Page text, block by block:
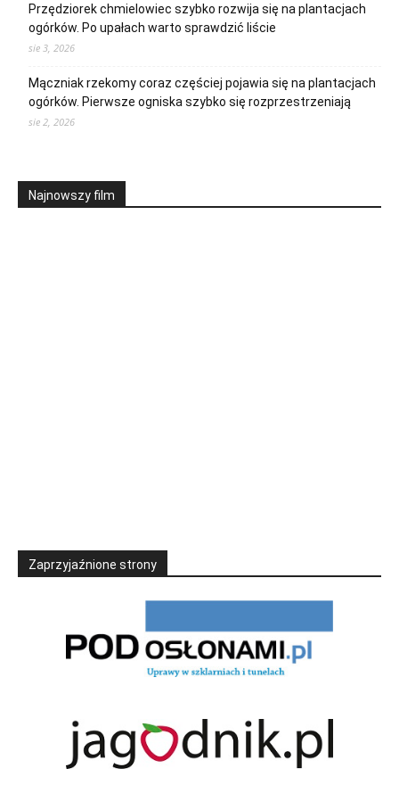
Przędziorek chmielowiec szybko rozwija się na plantacjach
ogórków. Po upałach warto sprawdzić liście
sie 3, 2026
Mączniak rzekomy coraz częściej pojawia się na plantacjach
ogórków. Pierwsze ogniska szybko się rozprzestrzeniają
sie 2, 2026
Najnowszy film
Zaprzyjaźnione strony